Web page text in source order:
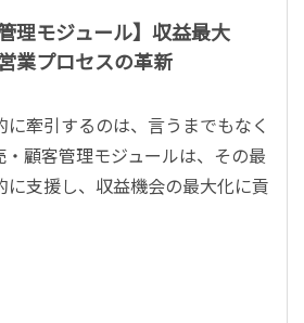
理モジュール】収益最大
業プロセスの革新
牽引するのは、言うまでもなく
・顧客管理モジュールは、その最
に支援し、収益機会の最大化に貢